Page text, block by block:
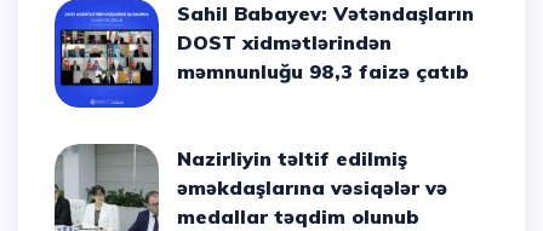
Sahil Babayev: Vətəndaşların
DOST xidmətlərindən
məmnunluğu 98,3 faizə çatıb
Nazirliyin təltif edilmiş
əməkdaşlarına vəsiqələr və
medallar təqdim olunub